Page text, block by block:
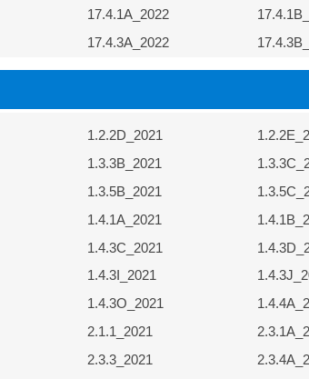
17.4.1A_2022
17.4.3A_2022
1.2.2D_2021
1.3.3B_2021
1.3.5B_2021
1.4.1A_2021
1.4.3C_2021
1.4.3I_2021
1.4.3O_2021
2.1.1_2021
2.3.3_2021